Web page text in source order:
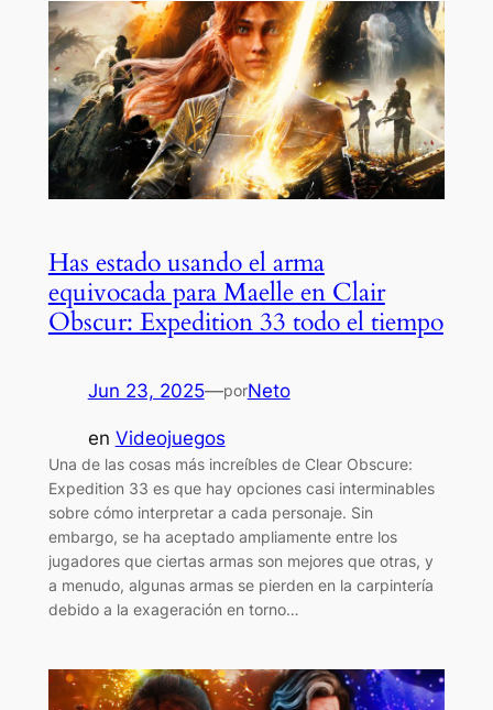
Has estado usando el arma
equivocada para Maelle en Clair
Obscur: Expedition 33 todo el tiempo
Jun 23, 2025—porNeto
en Videojuegos
Una de las cosas más increíbles de Clear Obscure:
Expedition 33 es que hay opciones casi interminables
sobre cómo interpretar a cada personaje. Sin
embargo, se ha aceptado ampliamente entre los
jugadores que ciertas armas son mejores que otras, y
a menudo, algunas armas se pierden en la carpintería
debido a la exageración en torno…